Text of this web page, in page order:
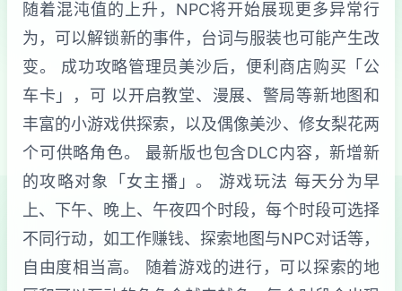
随着混沌值的上升，NPC将开始展现更多异常行
为，可以解锁新的事件，台词与服装也可能产生改
变。 成功攻略管理员美沙后，便利商店购买「公
车卡」，可 以开启教堂、漫展、警局等新地图和
丰富的小游戏供探索，以及偶像美沙、修女梨花两
个可供略角色。 最新版也包含DLC内容，新增新
的攻略对象「女主播」。 游戏玩法 每天分为早
上、下午、晚上、午夜四个时段，每个时段可选择
不同行动，如工作赚钱、探索地图与NPC对话等，
自由度相当高。 随着游戏的进行，可以探索的地